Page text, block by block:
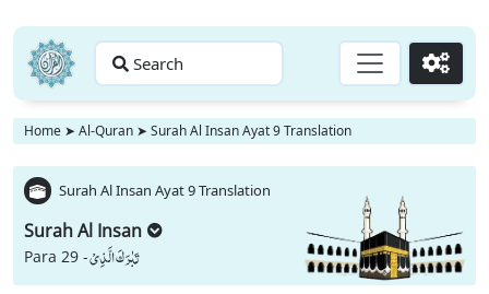
Search Go
Home ➤ Al-Quran ➤ Surah Al Insan Ayat 9 Translation
Surah Al Insan Ayat 9 Translation
Surah Al Insan
Para 29 -تَبٰرَكَ الَّذِیْ